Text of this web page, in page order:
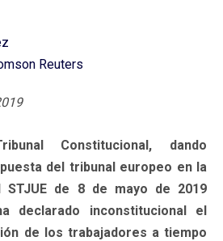
Reuters
Constitucional, dando
del tribunal europeo en la
STJUE de 8 de mayo de 2019
declarado inconstitucional el
de los trabajadores a tiempo